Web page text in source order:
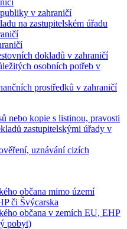
v zahraničí
na zastupitelském úřadu
dokladů v zahraničí
osobních potřeb v
prostředků v zahraničí
nebo kopie s listinou, pravosti
zastupitelskými úřady v
uznávání cizích
občana mimo území
či Švýcarska
občana v zemích EU, EHP
pobyt)